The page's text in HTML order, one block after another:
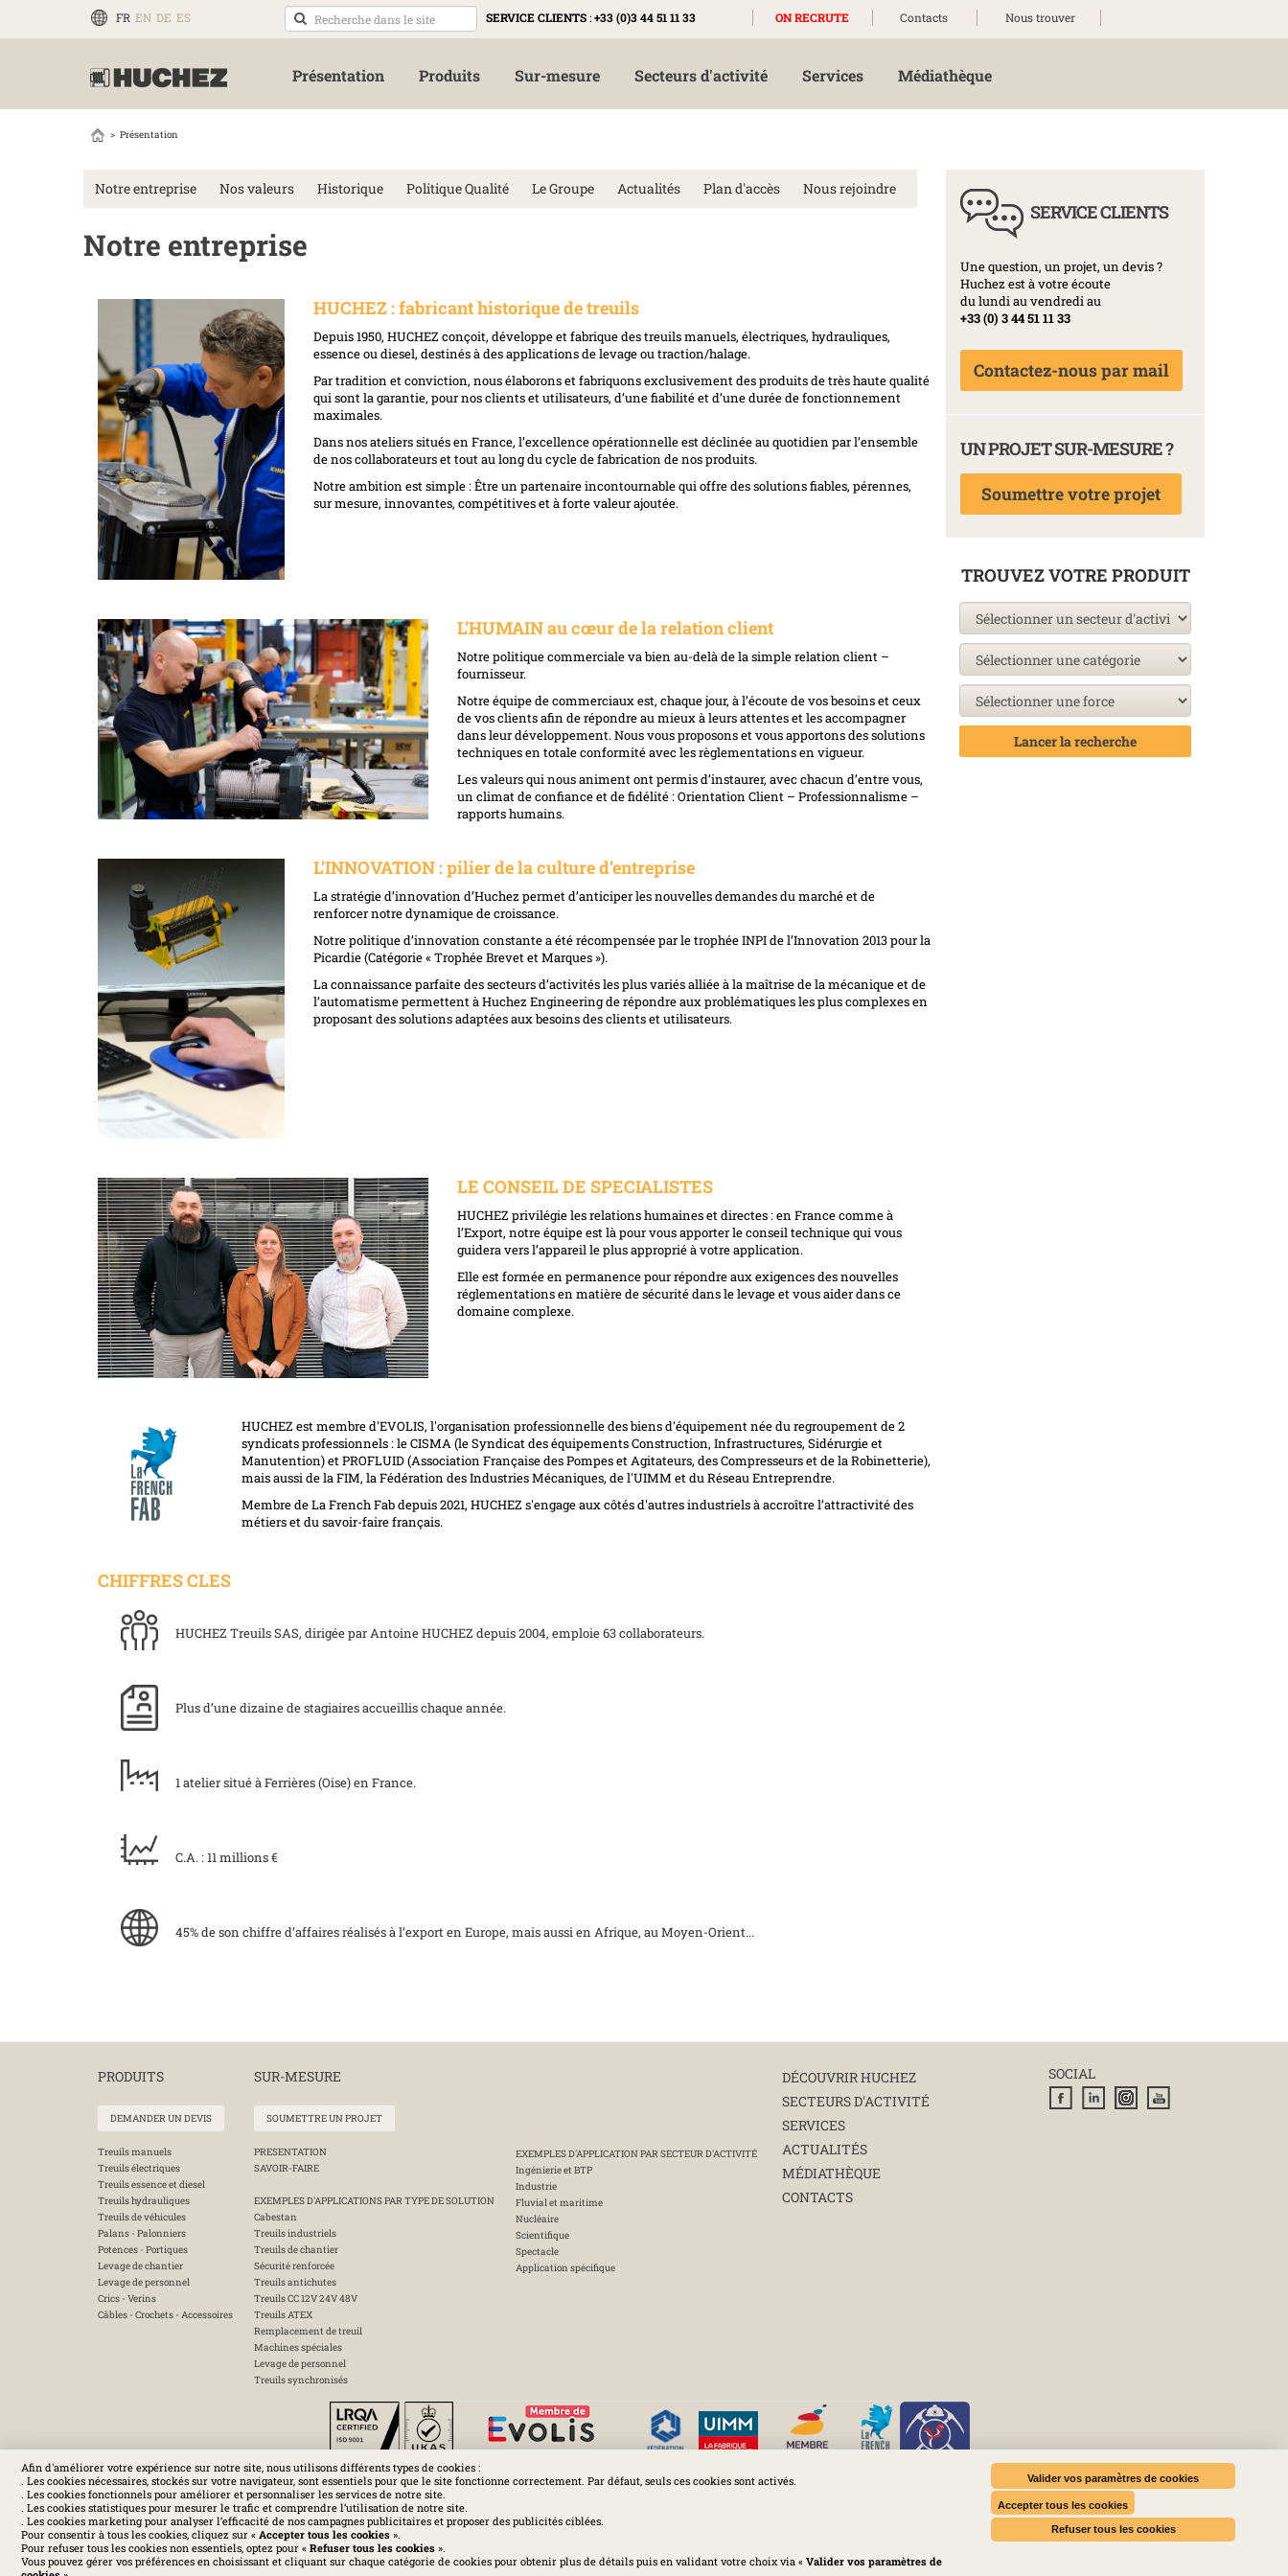
Afin d'améliorer votre expérience sur notre site, nous utilisons différents types de cookies :
. Les cookies nécessaires, stockés sur votre navigateur, sont essentiels pour que le site fonctionne correctement. Par défaut, seuls ces cookies sont activés.
. Les cookies fonctionnels pour améliorer et personnaliser les services de notre site.
. Les cookies statistiques pour mesurer le trafic et comprendre l’utilisation de notre site.
. Les cookies marketing pour analyser l’efficacité de nos campagnes publicitaires et proposer des publicités ciblées.
Pour consentir à tous les cookies, cliquez sur « Accepter tous les cookies».
Pour refuser tous les cookies non essentiels, optez pour « Refuser tous les cookies».
Vous pouvez gérer vos préférences en choisissant et cliquant sur chaque catégorie de cookies pour obtenir plus de détails puis en validant votre choix via « Valider vos paramètres de
Valider vos paramètres de cookies
Accepter tous les cookies
Refuser tous les cookies
FR EN DE ES SERVICE CLIENTS:+33 (0)3 44 51 11 33 ON RECRUTE Contacts Nous trouver
Présentation Produits Sur-mesure Secteurs d'activité Services Médiathèque
Présentation
Notre entreprise Nos valeurs Historique Politique Qualité Le Groupe Actualités Plan d'accès Nous rejoindre
Notre entreprise
HUCHEZ : fabricant historique de treuils
Depuis 1950, HUCHEZ conçoit, développe et fabrique des treuils manuels, électriques, hydrauliques,
essence ou diesel, destinés à des applications de levage ou traction/halage.
Par tradition et conviction, nous élaborons et fabriquons exclusivement des produits de très haute qualité
qui sont la garantie, pour nos clients et utilisateurs, d’une fiabilité et d’une durée de fonctionnement
maximales.
Dans nos ateliers situés en France, l’excellence opérationnelle est déclinée au quotidien par l’ensemble
de nos collaborateurs et tout au long du cycle de fabrication de nos produits.
Notre ambition est simple : Être un partenaire incontournable qui offre des solutions fiables, pérennes,
sur mesure, innovantes, compétitives et à forte valeur ajoutée.
L’HUMAIN au cœur de la relation client
Notre politique commerciale va bien au-delà de la simple relation client –
fournisseur.
Notre équipe de commerciaux est, chaque jour, à l’écoute de vos besoins et ceux
de vos clients afin de répondre au mieux à leurs attentes et les accompagner
dans leur développement. Nous vous proposons et vous apportons des solutions
techniques en totale conformité avec les règlementations en vigueur.
Les valeurs qui nous animent ont permis d’instaurer, avec chacun d’entre vous,
un climat de confiance et de fidélité : Orientation Client – Professionnalisme –
rapports humains.
L’INNOVATION : pilier de la culture d’entreprise
La stratégie d’innovation d’Huchez permet d’anticiper les nouvelles demandes du marché et de
renforcer notre dynamique de croissance.
Notre politique d’innovation constante a été récompensée par le trophée INPI de l’Innovation 2013 pour la
Picardie (Catégorie « Trophée Brevet et Marques »).
La connaissance parfaite des secteurs d’activités les plus variés alliée à la maîtrise de la mécanique et de
l’automatisme permettent à Huchez Engineering de répondre aux problématiques les plus complexes en
proposant des solutions adaptées aux besoins des clients et utilisateurs.
LE CONSEIL DE SPECIALISTES
HUCHEZ privilégie les relations humaines et directes : en France comme à
l’Export, notre équipe est là pour vous apporter le conseil technique qui vous
guidera vers l’appareil le plus approprié à votre application.
Elle est formée en permanence pour répondre aux exigences des nouvelles
réglementations en matière de sécurité dans le levage et vous aider dans ce
domaine complexe.
HUCHEZ est membre d'EVOLIS, l'organisation professionnelle des biens d'équipement née du regroupement de 2
syndicats professionnels : le CISMA (le Syndicat des équipements Construction, Infrastructures, Sidérurgie et
Manutention) et PROFLUID (Association Française des Pompes et Agitateurs, des Compresseurs et de la Robinetterie),
mais aussi de laFIM, la Fédération des Industries Mécaniques, de l'UIMM et duRéseau Entreprendre.
Membre deLa French Fabdepuis 2021, HUCHEZ s'engage aux côtés d'autres industriels à accroître l’attractivité des
métiers et du savoir-faire français.
CHIFFRES CLES
HUCHEZ Treuils SAS, dirigée par Antoine HUCHEZ depuis 2004, emploie 63 collaborateurs.
Plus d’une dizaine de stagiaires accueillis chaque année.
1 atelier situé à Ferrières (Oise) en France.
C.A. : 11 millions €
45% de son chiffre d’affaires réalisés à l’export en Europe, mais aussi en Afrique, au Moyen-Orient...
SERVICE CLIENTS
Une question, un projet, un devis ?
Huchez est à votre écoute
du lundi au vendredi au
+33 (0) 3 44 51 11 33
Contactez-nous par mail
UN PROJET SUR-MESURE ?
Soumettre votre projet
TROUVEZ VOTRE PRODUIT
Lancer la recherche
PRODUITS
DEMANDER UN DEVIS
Treuils manuels
Treuils électriques
Treuils essence et diesel
Treuils hydrauliques
Treuils de véhicules
Palans - Palonniers
Potences - Portiques
Levage de chantier
Levage de personnel
Crics - Verins
Câbles - Crochets - Accessoires
SUR-MESURE
SOUMETTRE UN PROJET
PRESENTATION
SAVOIR-FAIRE
EXEMPLES D'APPLICATIONS PAR TYPE DE SOLUTION
Cabestan
Treuils industriels
Treuils de chantier
Sécurité renforcée
Treuils antichutes
Treuils CC 12V 24V 48V
Treuils ATEX
Remplacement de treuil
Machines spéciales
Levage de personnel
Treuils synchronisés
EXEMPLES D'APPLICATION PAR SECTEUR D'ACTIVITÉ
Ingénierie et BTP
Industrie
Fluvial et maritime
Nucléaire
Scientifique
Spectacle
Application spécifique
DÉCOUVRIR HUCHEZ
SECTEURS D'ACTIVITÉ
SERVICES
ACTUALITÉS
MÉDIATHÈQUE
CONTACTS
SOCIAL
Mentions légales-Politique de confidentialité